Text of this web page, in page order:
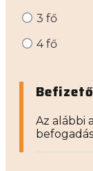
3 fő
4 fő
Az alábbi